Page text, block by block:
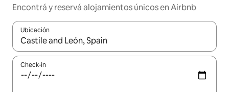
Encontrá y reservá alojamientos únicos en Airbnb
Ubicación
Cuando los resultados estén disponibles, navegá con las
Check-in